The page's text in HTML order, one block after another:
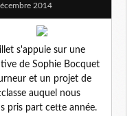
2014
s'appuie sur une
de Sophie Bocquet
et un projet de
auquel nous
pris part cette année.